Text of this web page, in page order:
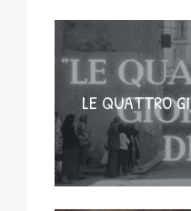
LE QUATTRO